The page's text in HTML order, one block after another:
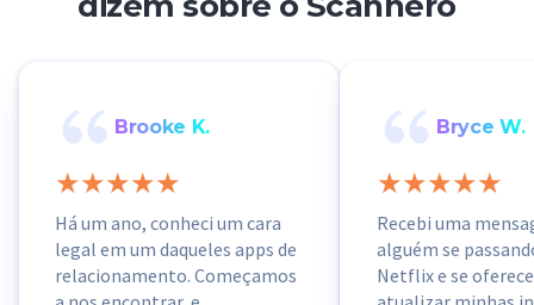
Brooke K.
Há um ano, conheci um cara
legal em um daqueles apps de
relacionamento. Começamos
Bryce W.
Recebi uma
alguém se
Netflix e se